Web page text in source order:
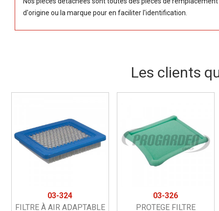
d'origine ou la marque pour en faciliter l'identification.
Les clients
03-324
FILTRE À AIR ADAPTABLE
03-326
PROTEGE FILTRE